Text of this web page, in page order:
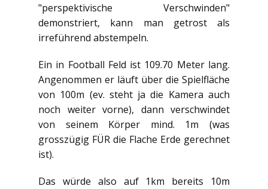
"perspektivische Verschwinden"
demonstriert, kann man getrost als
irreführend abstempeln.
Ein in Football Feld ist 109.70 Meter lang.
Angenommen er läuft über die Spielfläche
von 100m (ev. steht ja die Kamera auch
noch weiter vorne), dann verschwindet
von seinem Körper mind. 1m (was
grosszügig FÜR die Flache Erde gerechnet
ist).
Das würde also auf 1km bereits 10m